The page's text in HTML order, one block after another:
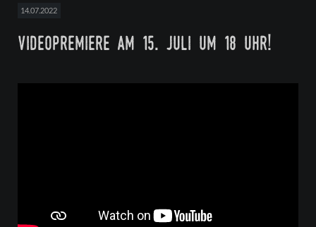
14.07.2022
videopremiere am 15. juli um 18 uhr!